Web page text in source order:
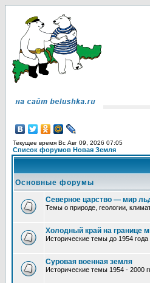
Текущее время Вс Авг 09, 2026 07:05
Список форумов Новая Земля
Основные форумы
Северное царство — мир
Темы о природе, геологии,
Холодный край на границе
Исторические темы до 1954 года
Суровая военная земля
Исторические темы 1954 - 2000